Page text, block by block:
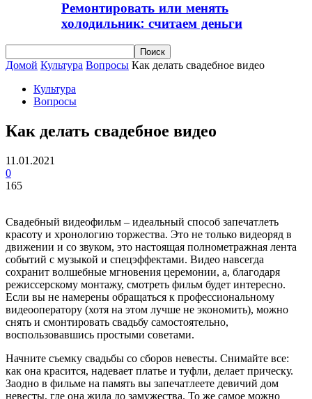
Ремонтировать или менять
холодильник: считаем деньги
Домой Культура Вопросы Как делать свадебное видео
Культура
Вопросы
Как делать свадебное видео
11.01.2021
0
165
Свадебный видеофильм – идеальный способ запечатлеть
красоту и хронологию торжества. Это не только видеоряд в
движении и со звуком, это настоящая полнометражная лента
событий с музыкой и спецэффектами. Видео навсегда
сохранит волшебные мгновения церемонии, а, благодаря
режиссерскому монтажу, смотреть фильм будет интересно.
Если вы не намерены обращаться к профессиональному
видеооператору (хотя на этом лучше не экономить), можно
снять и смонтировать свадьбу самостоятельно,
воспользовавшись простыми советами.
Начните съемку свадьбы со сборов невесты. Снимайте все:
как она красится, надевает платье и туфли, делает прическу.
Заодно в фильме на память вы запечатлеете девичий дом
невесты, где она жила до замужества. То же самое можно